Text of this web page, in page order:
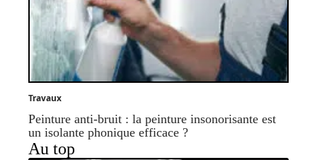
Travaux
Peinture anti-bruit : la peinture insonorisante est
un isolante phonique efficace ?
Au top